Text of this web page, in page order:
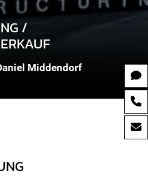
/
Middendorf